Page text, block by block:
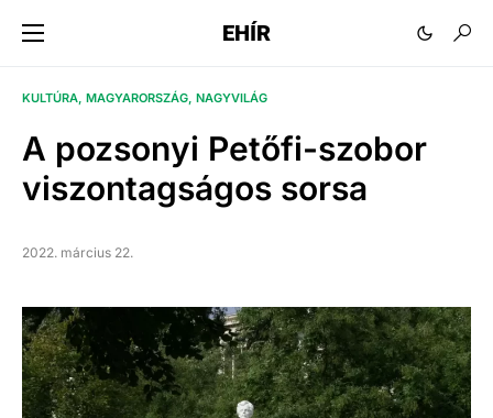
EHÍR
KULTÚRA MAGYARORSZÁG NAGYVILÁG
A pozsonyi Petőfi-szobor
viszontagságos sorsa
2022. március 22.